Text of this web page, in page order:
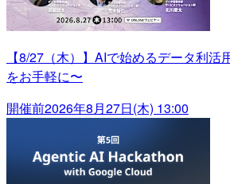
【8/27（木）】AIで始めるデータ利
をお手軽に〜
開催前2026年8月27日(木) 13:00